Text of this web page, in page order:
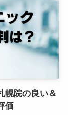
幌院の良い＆
価